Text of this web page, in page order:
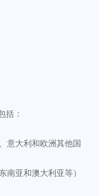
括：
南亚和澳大利亚等）